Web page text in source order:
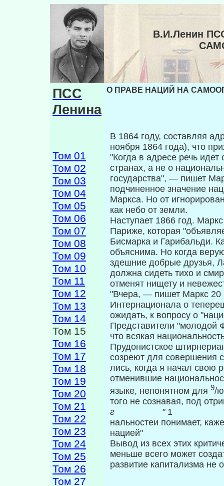
В.И.Ленин
ПСС
Ленина
Том 01
Том 02
Том 03
Том 04
Том 05
Том 06
Том 07
Том 08
Том 09
Том 10
Том 11
Том 12
Том 13
Том 14
Том 15
Том 16
Том 17
Том 18
Том 19
Том 20
Том 21
Том 22
Том 23
Том 24
Том 25
Том 26
Том 27
О ПРАВЕ НАЦИЙ НА
В 1864 году, составляя
ноября 1864 года), что
"Когда в адресе речь
странах, а не о
государства", — пишет
подчиненное значение
Маркса. Но от
как небо от земли.
Наступает 1866 год.
Париже, которая
Бисмарка и Гари­бальди.
объяснима. Но когда
здешние добрые друзья,
должна сидеть тихо и
отменят нищету и
"Вчера, — пишет Маркс
Интернационала о
ожидать, к вопросу о
Представители "молодой
что всякая
Прудонистское
созреют для совершения
лись, когда я начал свою
отменившие
языке, непонятном для 9/ю
того не сознавая, под
г " 1
нальностеи понимает,
нацией"
Вывод из всех этих
меньше все­го может
развитие капитализма не